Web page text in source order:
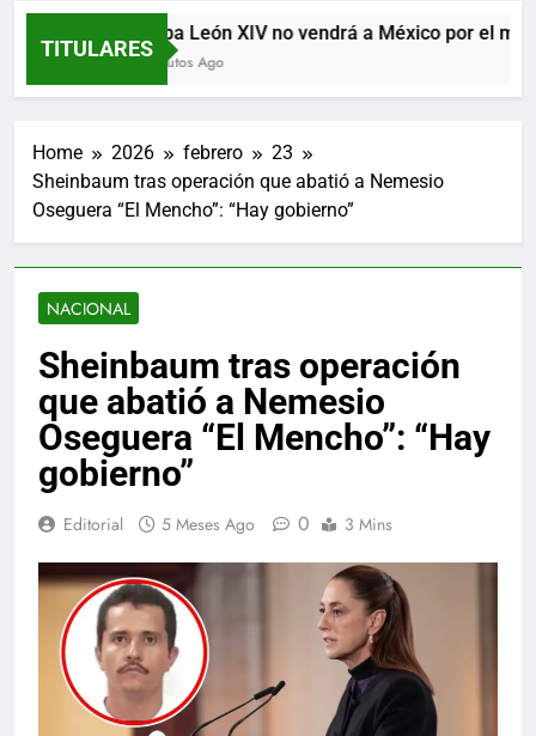
TITULARES
El papa León XIV no vendrá a México por el
10 Minutos Ago
Home 2026 febrero
23
Sheinbaum tras operación que abatió a Nemesio
Oseguera “El Mencho”: “Hay gobierno”
NACIONAL
Sheinbaum tras operación
que abatió a Nemesio
Oseguera “El Mencho”: “Hay
gobierno”
Editorial 5 Meses Ago 0 3 Mins